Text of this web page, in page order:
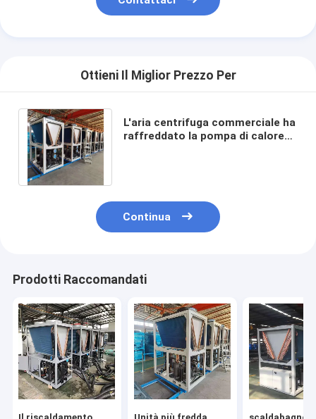
Ottieni Il Miglior Prezzo Per
L'aria centrifuga commerciale ha
raffreddato la pompa di calore
Continua
Prodotti Raccomandati